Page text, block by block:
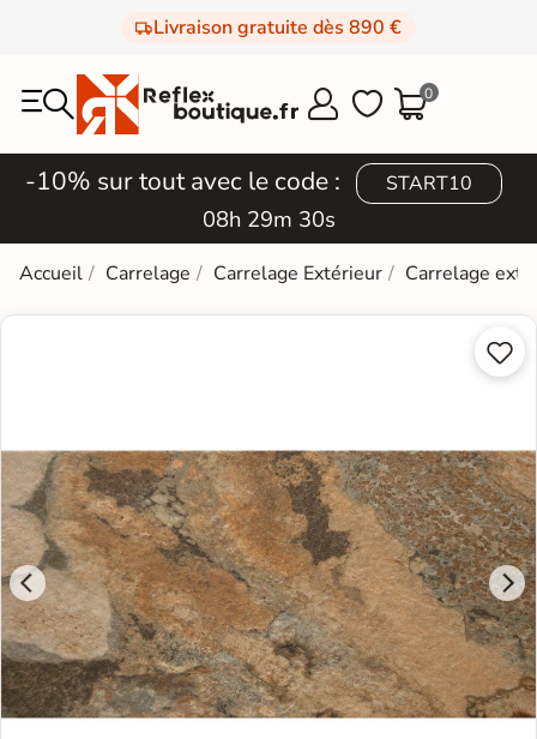
Livraison gratuite dès 890 €
  0
-10% sur tout avec le code : START10
08h 29m 30s
Accueil Carrelage Carrelage Extérieur Carrelage

